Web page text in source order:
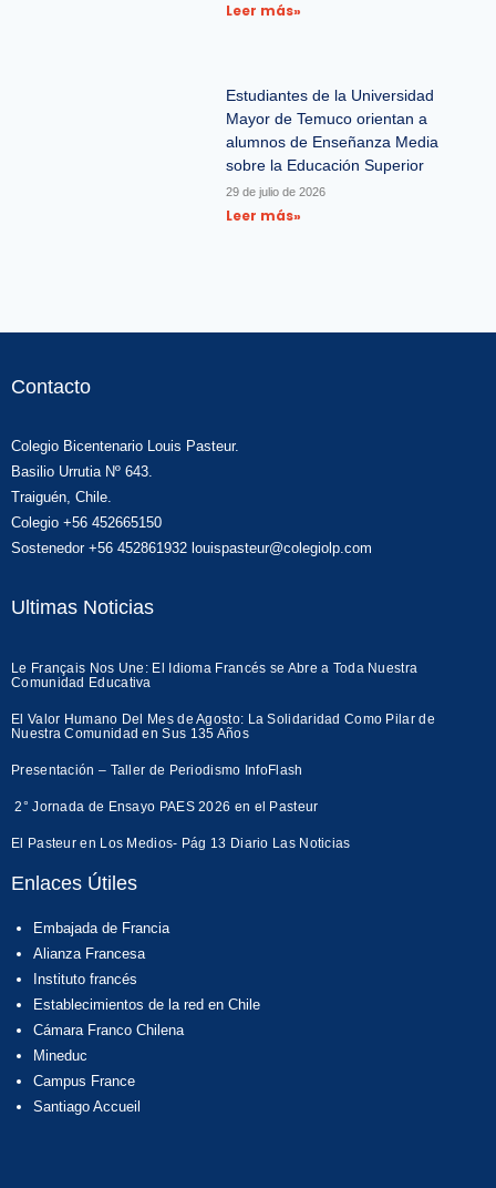
Leer más»
Estudiantes de la Universidad
Mayor de Temuco orientan a
alumnos de Enseñanza Media
sobre la Educación Superior
29 de julio de 2026
Leer más»
Contacto
Colegio Bicentenario Louis Pasteur.
Basilio Urrutia Nº 643.
Traiguén, Chile.
Colegio +56 452665150
Sostenedor +56 452861932 louispasteur@colegiolp.com
Ultimas Noticias
Le Français Nos Une: El Idioma Francés se Abre a Toda Nuestra
Comunidad Educativa
El Valor Humano Del Mes de Agosto: La Solidaridad Como Pilar de
Nuestra Comunidad en Sus 135 Años
Presentación – Taller de Periodismo InfoFlash
2° Jornada de Ensayo PAES 2026 en el Pasteur
El Pasteur en Los Medios- Pág 13 Diario Las Noticias
Enlaces Útiles
Embajada de Francia
Alianza Francesa
Instituto francés
Establecimientos de la red en Chile
Cámara Franco Chilena
Mineduc
Campus France
Santiago Accueil